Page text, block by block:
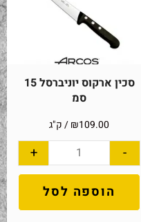
סכין ארקוס יוניברסל 15
סמ
₪109.00 / ק"ג
-
+
הוספה לסל